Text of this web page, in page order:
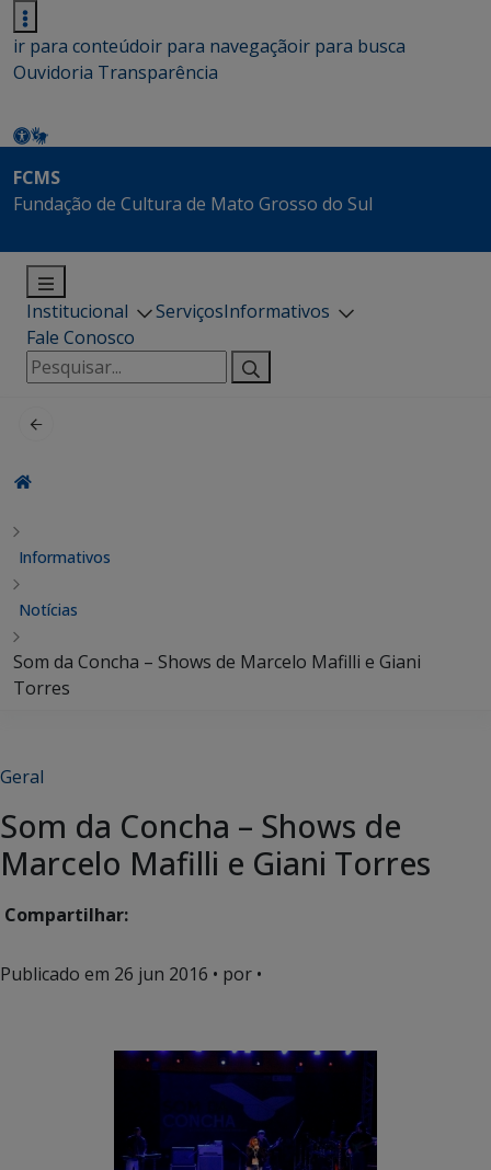
ir para conteúdoir para navegaçãoir para busca
Ouvidoria Transparência
FCMS
Fundação de Cultura de Mato Grosso do Sul
Institucional ServiçosInformativos
Fale Conosco
Pesquisar
por:
Informativos
Notícias
Som da Concha – Shows de Marcelo Mafilli e Giani
Torres
Geral
Som da Concha – Shows de
Marcelo Mafilli e Giani Torres
Compartilhar:
Publicado em 26 jun 2016 • por •